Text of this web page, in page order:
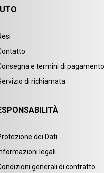
e termini di pagamento
di richiamata
dei Dati
legali
generali di contratto